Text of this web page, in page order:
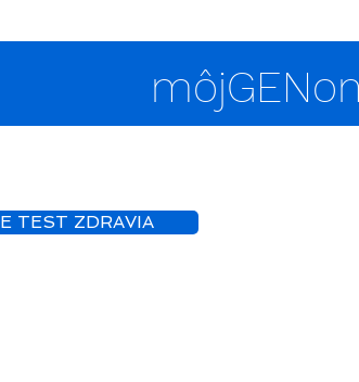
TEST ZDRAVIA